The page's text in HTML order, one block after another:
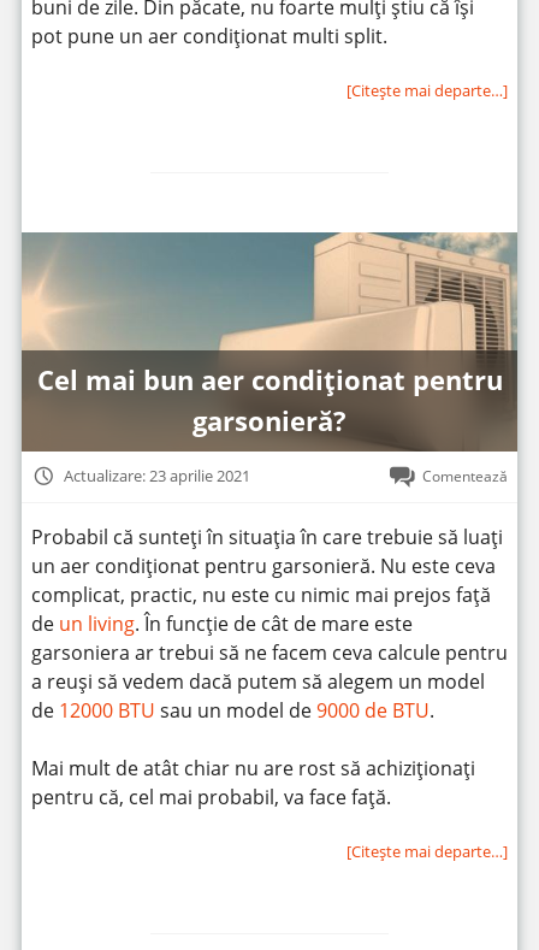
buni de zile. Din păcate, nu foarte mulți știu că își
pot pune un aer condiționat multi split.
[Citeşte mai departe…]
Cel mai bun aer condiționat pentru
garsonieră?
Actualizare: 23 aprilie 2021 Comentează
Probabil că sunteți în situația în care trebuie să luați
un aer condiționat pentru garsonieră. Nu este ceva
complicat, practic, nu este cu nimic mai prejos față
de un living. În funcție de cât de mare este
garsoniera ar trebui să ne facem ceva calcule pentru
a reuși să vedem dacă putem să alegem un model
de 12000 BTU sau un model de9000 de BTU.
Mai mult de atât chiar nu are rost să achiziționați
pentru că, cel mai probabil, va face față.
[Citeşte mai departe…]